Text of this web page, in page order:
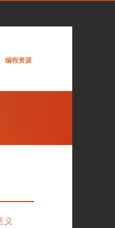
编程资源
义